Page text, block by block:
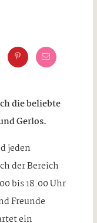
die beliebte
Gerlos.
jeden
der Bereich
bis 18.00 Uhr
Freunde
ein